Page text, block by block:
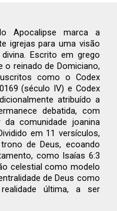
Apocalipse marca a
igrejas para uma visão
Escrito em grego
o reinado de Domiciano,
como o Codex
(século IV) e Codex
atribuído a
debatida, com
comunidade joanina
em 11 versículos,
de Deus, ecoando
como Isaías 6:3
celestial como modelo
de Deus como
última, a ser